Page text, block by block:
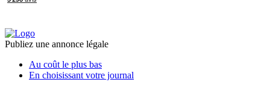
Publiez une annonce légale
Au coût le plus bas
En choisissant votre journal